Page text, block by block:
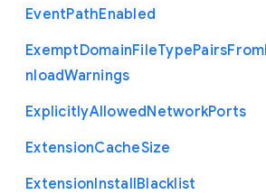
EventPathEnabled
ExemptDomainFileTypePairsFrom
nloadWarnings
ExplicitlyAllowedNetworkPorts
ExtensionCacheSize
ExtensionInstallBlacklist